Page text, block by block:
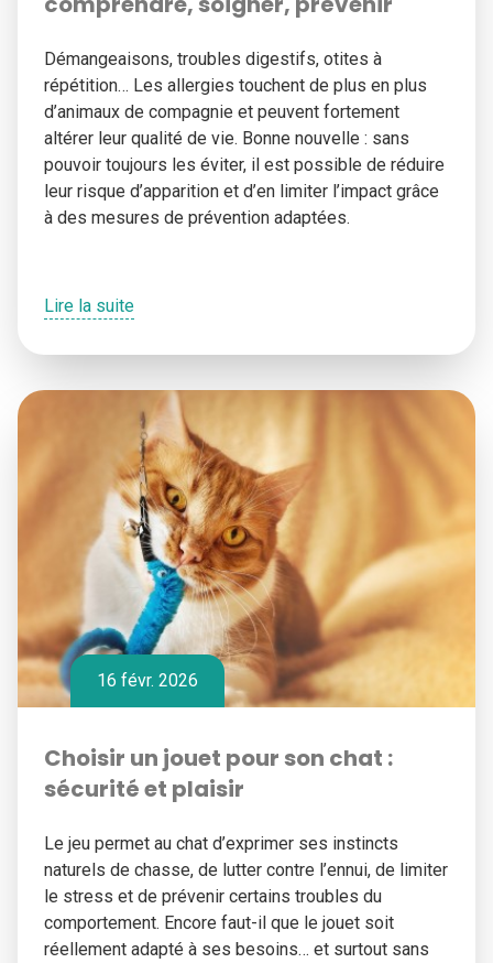
Démangeaisons, troubles digestifs, otites à
répétition… Les allergies touchent de plus en plus
d’animaux de compagnie et peuvent fortement
altérer leur qualité de vie. Bonne nouvelle : sans
pouvoir toujours les éviter, il est possible de réduire
leur risque d’apparition et d’en limiter l’impact grâce
à des mesures de prévention adaptées.
Lire la suite
16 févr. 2026
Choisir un jouet pour son chat :
sécurité et plaisir
Le jeu permet au chat d’exprimer ses instincts
naturels de chasse, de lutter contre l’ennui, de limiter
le stress et de prévenir certains troubles du
comportement. Encore faut-il que le jouet soit
réellement adapté à ses besoins… et surtout sans